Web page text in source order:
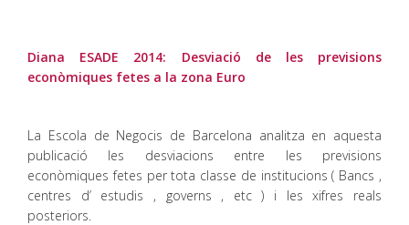
Diana ESADE 2014: Desviació de les previsions
econòmiques fetes a la zona Euro
La Escola de Negocis de Barcelona analitza en aquesta
publicació les desviacions entre les previsions
econòmiques fetes per tota classe de institucions ( Bancs ,
centres d’ estudis , governs , etc ) i les xifres reals
posteriors.